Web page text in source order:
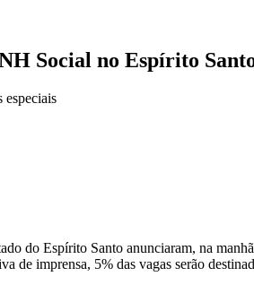
Social no Espírito
especiais
do Espírito Santo anunciaram, na
imprensa, 5% das vagas serão